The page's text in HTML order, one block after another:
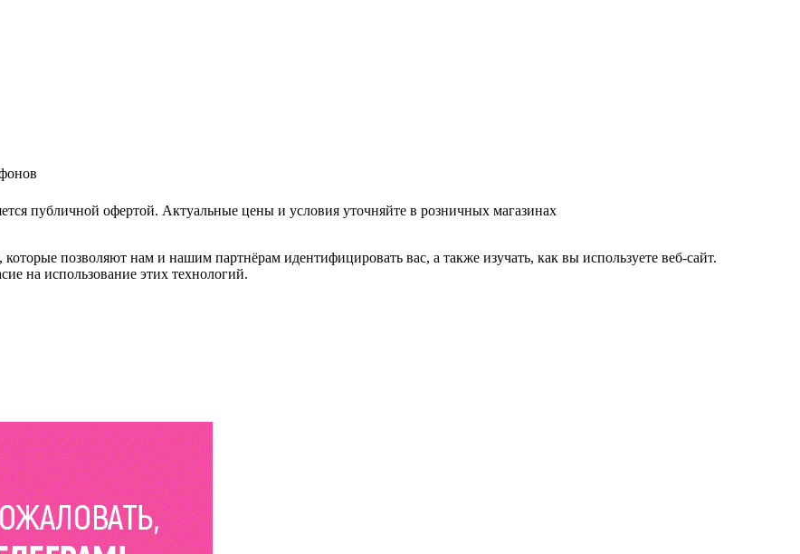
публичной офертой. Актуальные цены и условия уточняйте в розничных магазинах
позволяют нам и нашим партнёрам идентифицировать вас, а также изучать, как вы используете веб-сайт.
на использование этих технологий.